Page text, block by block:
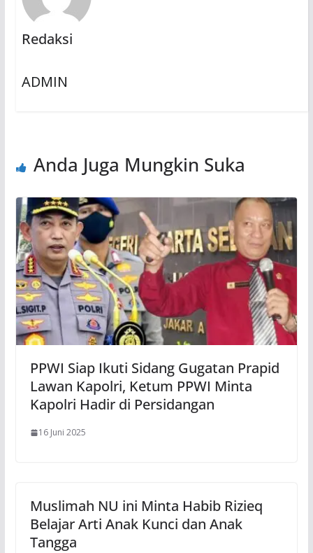
Redaksi
ADMIN
Anda Juga Mungkin Suka
PPWI Siap Ikuti Sidang Gugatan Prapid
Lawan Kapolri, Ketum PPWI Minta
Kapolri Hadir di Persidangan
16 Juni 2025
Muslimah NU ini Minta Habib Rizieq
Belajar Arti Anak Kunci dan Anak
Tangga